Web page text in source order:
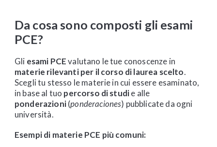
Da cosa sono composti gli esami
PCE?
Gli esami PCEvalutano le tue conoscenze in
materie rilevanti per il corso di laurea scelto.
Scegli tu stesso le materie in cui essere esaminato,
in base al tuo percorso di studie alle
ponderazioni(ponderaciones) pubblicate da ogni
università.
Esempi di materie PCE più comuni: